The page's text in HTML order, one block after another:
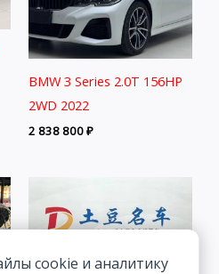
BMW 3 Series 2.0T 156HP
2WD 2022
2 838 800₽
cookie и аналитику